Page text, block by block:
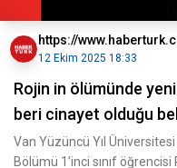
https://
12 Ekim 2025 18:33
Rojin in ölümünde yeni
beri cinayet olduğu
Van Yüzüncü Yıl
Bölümü 1’inci sınıf